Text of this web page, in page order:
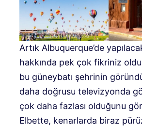
Artık Albuquerque’de
hakkında pek çok fikriniz
bu güneybatı şehrinin
daha doğrusu televizyonda
çok daha fazlası olduğunu
Elbette, kenarlarda biraz